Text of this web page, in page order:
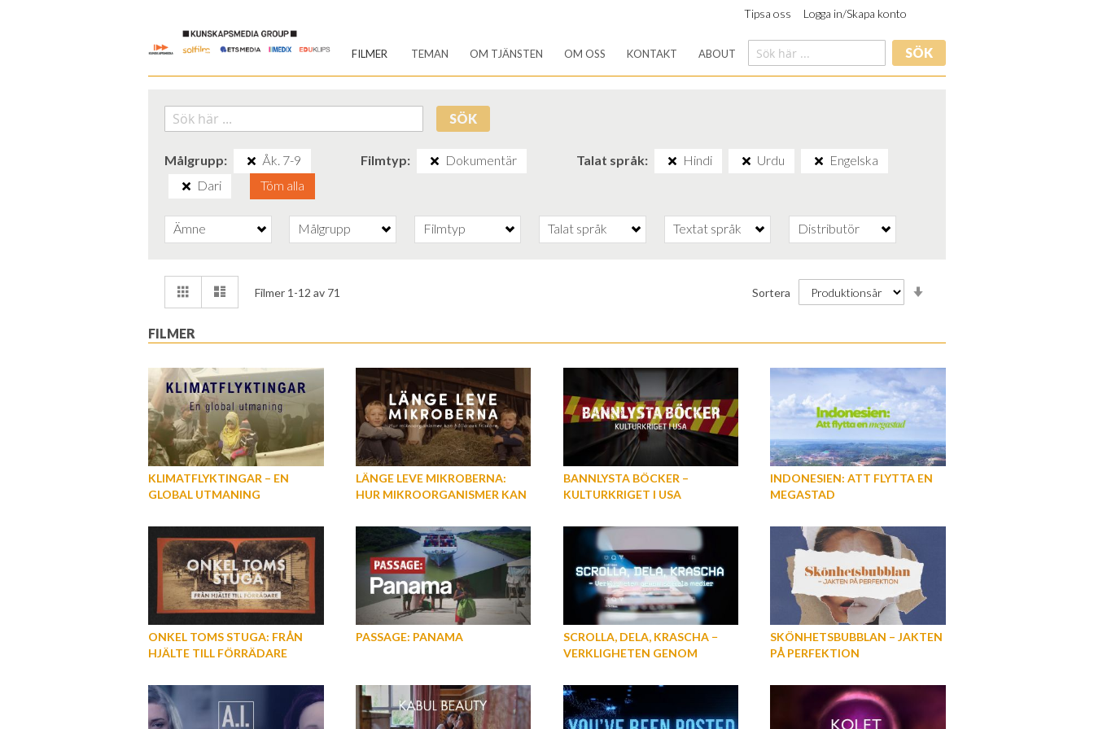
Tipsa oss Logga in/Skapa konto
Content
FILMER TEMAN OM TJÄNSTEN OM OSS KONTAKT ABOUT SÖK
SÖK
Målgrupp Åk. 7-9 Filmtyp Dokumentär Talat språk Hindi Urdu
Engelska
Dari
Töm alla
Ämne Målgrupp Filmtyp Talat språk Textat språk Distributör
Visa
som
Rutnät ListaFilmer 1 -12 av 71 Sortera
FILMER
KLIMATFLYKTINGAR – EN
GLOBAL UTMANING
LÄNGE LEVE MIKROBERNA:
HUR MIKROORGANISMER KAN
BANNLYSTA BÖCKER –
KULTURKRIGET I USA
INDONESIEN: ATT FLYTTA EN
MEGASTAD
ONKEL TOMS STUGA: FRÅN
HJÄLTE TILL FÖRRÄDARE
PASSAGE: PANAMA
SCROLLA, DELA, KRASCHA −
VERKLIGHETEN GENOM
SKÖNHETSBUBBLAN – JAKTEN
PÅ PERFEKTION